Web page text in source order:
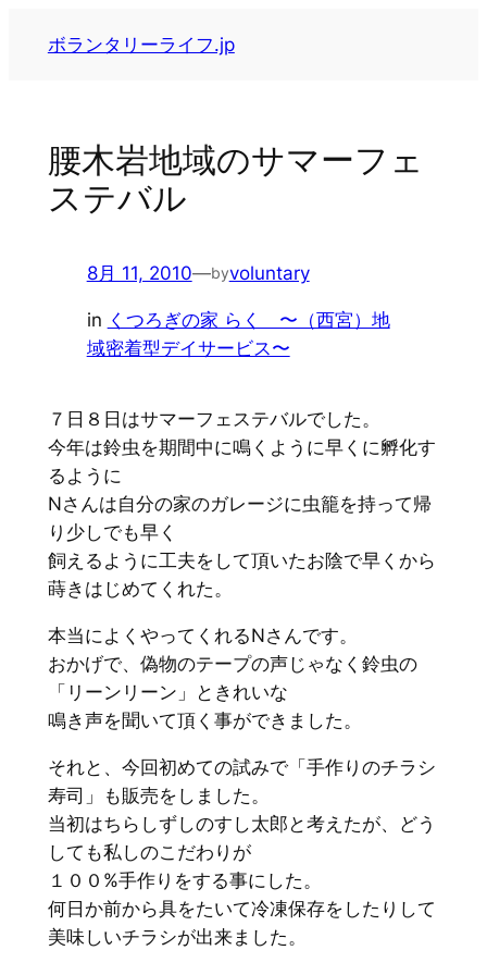
ボランタリーライフ.jp
腰木岩地域のサマーフェ
ステバル
8月 11, 2010—byvoluntary
in くつろぎの家 らく 〜（西宮）地
域密着型デイサービス〜
７日８日はサマーフェステバルでした。
今年は鈴虫を期間中に鳴くように早くに孵化す
るように
Nさんは自分の家のガレージに虫籠を持って帰
り少しでも早く
飼えるように工夫をして頂いたお陰で早くから
蒔きはじめてくれた。
本当によくやってくれるNさんです。
おかげで、偽物のテープの声じゃなく鈴虫の
「リーンリーン」ときれいな
鳴き声を聞いて頂く事ができました。
それと、今回初めての試みで「手作りのチラシ
寿司」も販売をしました。
当初はちらしずしのすし太郎と考えたが、どう
しても私しのこだわりが
１００%手作りをする事にした。
何日か前から具をたいて冷凍保存をしたりして
美味しいチラシが出来ました。